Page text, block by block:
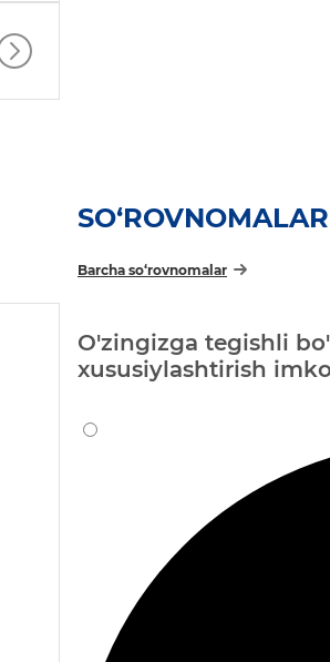
SO‘ROVNOMALAR
Barcha so‘rovnomalar
O'zingizga tegishli
xususiylashtirish